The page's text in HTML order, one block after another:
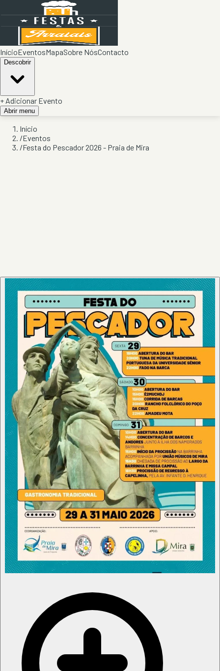
InícioEventosMapaSobre NósContacto
Descobrir
+ Adicionar Evento
Abrir menu
Início
/Eventos
/Festa do Pescador 2026 - Praia de Mira